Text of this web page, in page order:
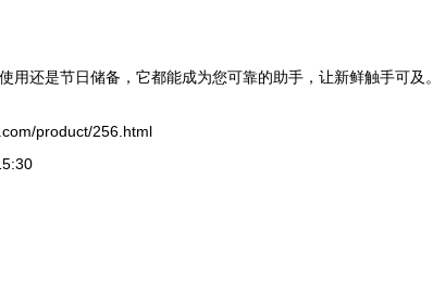
还是节日储备，它都能成为您可靠的助手，让新鲜触手可及。
product/256.html